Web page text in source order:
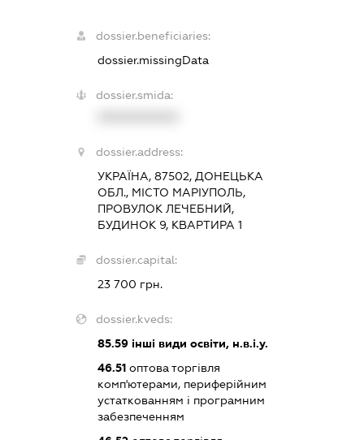
dossier.beneficiaries:
dossier.missingData
dossier.smida:
dossier.address:
УКРАЇНА, 87502, ДОНЕЦЬКА
ОБЛ., МІСТО МАРІУПОЛЬ,
ПРОВУЛОК ЛЕЧЕБНИЙ,
БУДИНОК 9, КВАРТИРА 1
dossier.capital:
23 700 грн.
dossier.kveds:
85.59 інші види освіти, н.в.і.у.
46.51 оптова торгівля
комп'ютерами, периферійним
устаткованням і програмним
забезпеченням